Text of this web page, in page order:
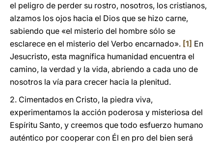
el peligro de perder su rostro, nosotros, los cristianos,
alzamos los ojos hacia el Dios que se hizo carne,
sabiendo que «el misterio del hombre sólo se
esclarece en el misterio del Verbo encarnado». [1] En
Jesucristo, esta magnífica humanidad encuentra el
camino, la verdad y la vida, abriendo a cada uno de
nosotros la vía para crecer hacia la plenitud.
2. Cimentados en Cristo, la piedra viva,
experimentamos la acción poderosa y misteriosa del
Espíritu Santo, y creemos que todo esfuerzo humano
auténtico por cooperar con Él en pro del bien será